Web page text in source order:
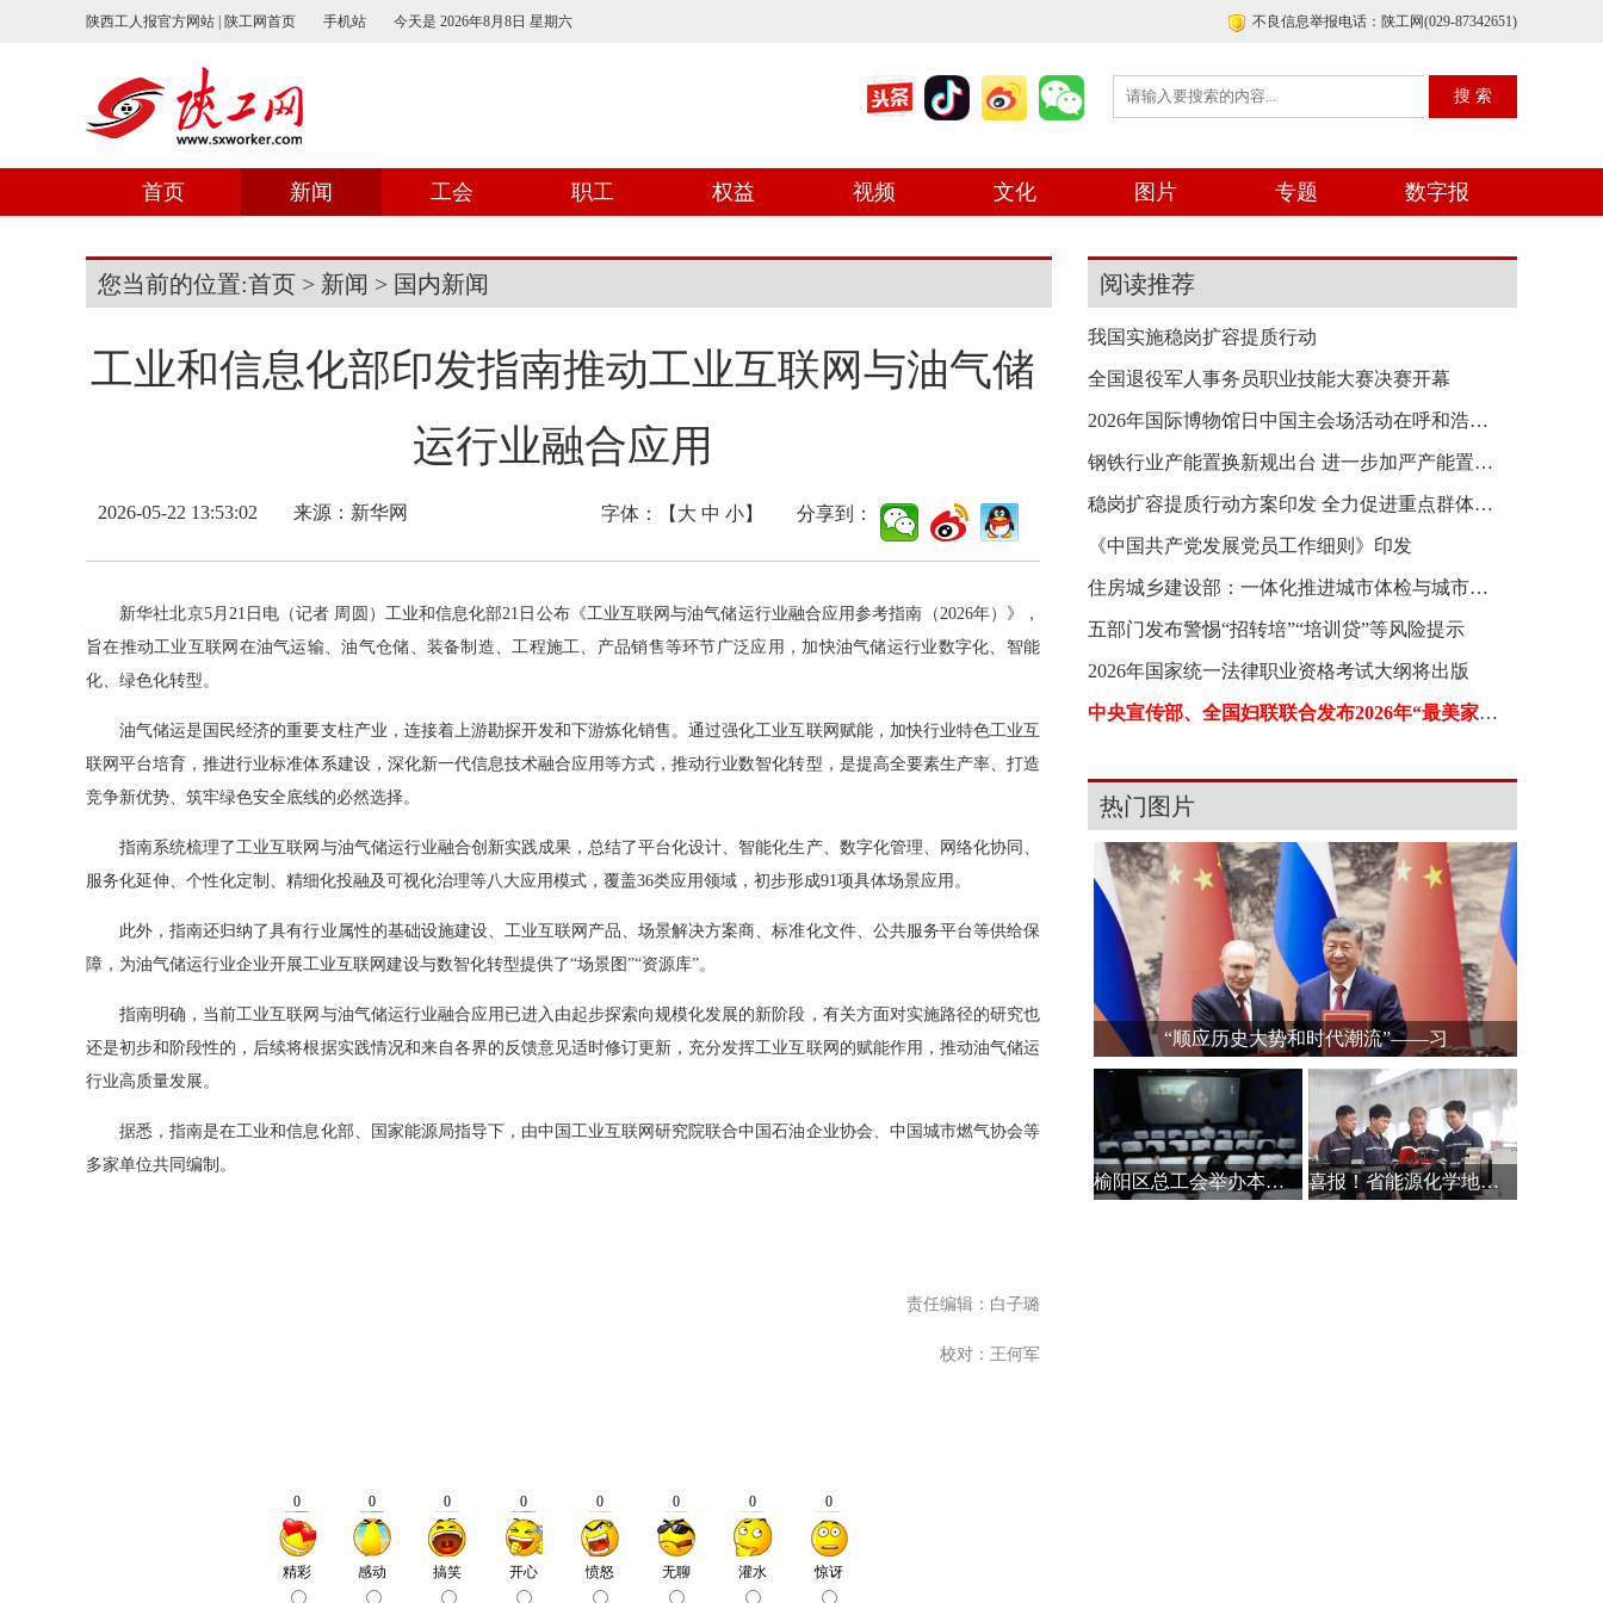
陕西工人报官方网站 | 陕工网首页 手机站 今天是 2026年8月8日 星期六 不良信息举报电话：陕工网(029-87342651)
首页 新闻 工会 职工 权益 视频 文化 图片 专题 数字报
您当前的位置:首页 > 新闻 > 国内新闻
工业和信息化部印发指南推动工业互联网与油气储
运行业融合应用
2026-05-22 13:53:02 来源：新华网 字体：【 大 中 小】 分享到：
新华社北京5月21日电（记者 周圆）工业和信息化部21日公布《工业互联网与油气储运行业融合应用参考指南（2026年）》，
旨在推动工业互联网在油气运输、油气仓储、装备制造、工程施工、产品销售等环节广泛应用，加快油气储运行业数字化、智能
化、绿色化转型。
油气储运是国民经济的重要支柱产业，连接着上游勘探开发和下游炼化销售。通过强化工业互联网赋能，加快行业特色工业互
联网平台培育，推进行业标准体系建设，深化新一代信息技术融合应用等方式，推动行业数智化转型，是提高全要素生产率、打造
竞争新优势、筑牢绿色安全底线的必然选择。
指南系统梳理了工业互联网与油气储运行业融合创新实践成果，总结了平台化设计、智能化生产、数字化管理、网络化协同、
服务化延伸、个性化定制、精细化投融及可视化治理等八大应用模式，覆盖36类应用领域，初步形成91项具体场景应用。
此外，指南还归纳了具有行业属性的基础设施建设、工业互联网产品、场景解决方案商、标准化文件、公共服务平台等供给保
障，为油气储运行业企业开展工业互联网建设与数智化转型提供了“场景图”“资源库”。
指南明确，当前工业互联网与油气储运行业融合应用已进入由起步探索向规模化发展的新阶段，有关方面对实施路径的研究也
还是初步和阶段性的，后续将根据实践情况和来自各界的反馈意见适时修订更新，充分发挥工业互联网的赋能作用，推动油气储运
行业高质量发展。
据悉，指南是在工业和信息化部、国家能源局指导下，由中国工业互联网研究院联合中国石油企业协会、中国城市燃气协会等
多家单位共同编制。
责任编辑：白子璐
校对：王何军
阅读推荐
我国实施稳岗扩容提质行动
全国退役军人事务员职业技能大赛决赛开幕
2026年国际博物馆日中国主会场活动在呼和浩特举行
钢铁行业产能置换新规出台 进一步加严产能置换要
稳岗扩容提质行动方案印发 全力促进重点群体就业
《中国共产党发展党员工作细则》印发
住房城乡建设部：一体化推进城市体检与城市更新
五部门发布警惕“招转培”“培训贷”等风险提示
2026年国家统一法律职业资格考试大纲将出版
中央宣传部、全国妇联联合发布2026年“最美家庭”
热门图片
“顺应历史大势和时代潮流”——习
榆阳区总工会举办本土作家白保林创 喜报！省能源化学地质工会系统主题